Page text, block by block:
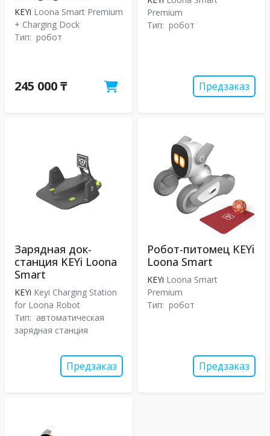
KEYi Loona Smart Premium
+ Charging Dock
Тип: робот
245 000 ₸
Premium
Тип: робот
Предзаказ
Зарядная док-
станция KEYi Loona
Smart
KEYi Keyi Charging Station
for Loona Robot
Тип: автоматическая
зарядная станция
Предзаказ
Робот-питомец KEYi
Loona Smart
KEYi Loona Smart
Premium
Тип: робот
Предзаказ